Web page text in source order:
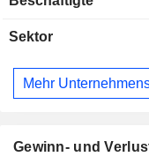
Sektor
Mehr
Gewinn- und